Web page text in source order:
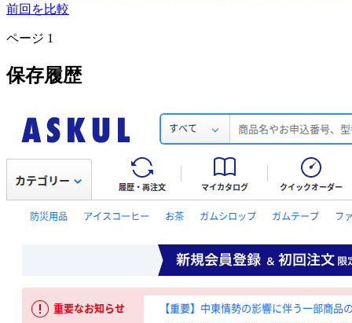
前回を比較
ページ 1
保存履歴